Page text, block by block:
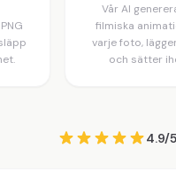
Vår AI
filmiska
varje foto,
och sätter
4.9/5